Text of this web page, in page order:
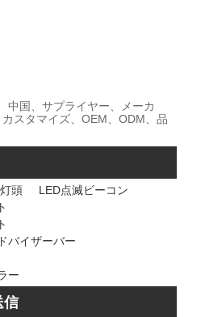
中国、サプライヤー、メーカ
スタマイズ、OEM、ODM、品
頭
LED点滅ビーコン
バイザーバー
ー
信